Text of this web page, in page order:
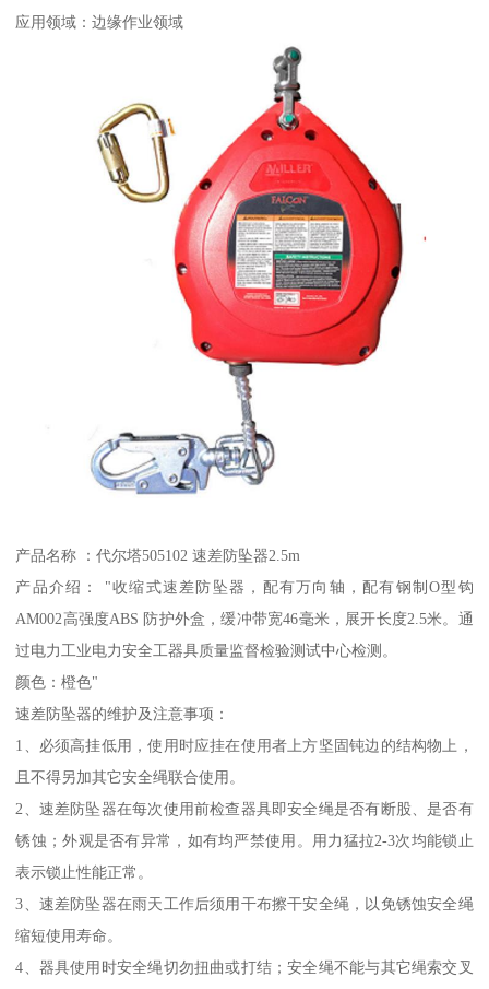
应用领域：边缘作业领域
产品名称 ：代尔塔505102 速差防坠器2.5m
产品介绍： "收缩式速差防坠器，配有万向轴，配有钢制O型钩
AM002高强度ABS 防护外盒，缓冲带宽46毫米，展开长度2.5米。通
过电力工业电力安全工器具质量监督检验测试中心检测。
颜色：橙色"
速差防坠器的维护及注意事项：
1、必须高挂低用，使用时应挂在使用者上方坚固钝边的结构物上，
且不得另加其它安全绳联合使用。
2、速差防坠器在每次使用前检查器具即安全绳是否有断股、是否有
锈蚀；外观是否有异常，如有均严禁使用。用力猛拉2-3次均能锁止
表示锁止性能正常。
3、速差防坠器在雨天工作后须用干布擦干安全绳，以免锈蚀安全绳
缩短使用寿命。
4、器具使用时安全绳切勿扭曲或打结；安全绳不能与其它绳索交叉